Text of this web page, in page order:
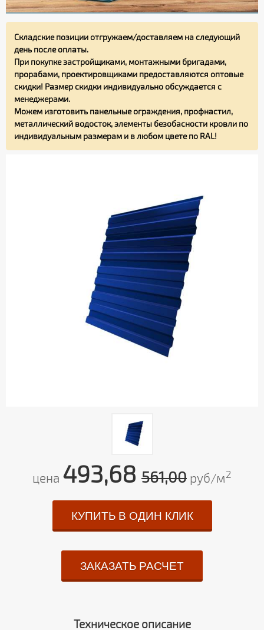
Складские позиции отгружаем/доставляем на следующий
день после оплаты.
При покупке застройщиками, монтажными бригадами,
прорабами, проектировщиками предоставляются оптовые
скидки! Размер скидки индивидуально обсуждается с
менеджерами.
Можем изготовить панельные ограждения, профнастил,
металлический водосток, элементы безобасности кровли по
индивидуальным размерам и в любом цвете по RAL!
цена 493,68 561,00 руб/м2
КУПИТЬ В ОДИН КЛИК
ЗАКАЗАТЬ РАСЧЕТ
Техническое описание